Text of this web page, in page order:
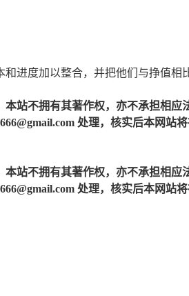
进度加以整合，并把他们与挣值相
站不拥有其著作权，亦不承担相应
处理，核实后本网站
站不拥有其著作权，亦不承担相应
处理，核实后本网站